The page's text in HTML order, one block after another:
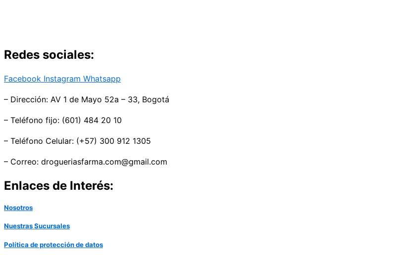
Redes sociales:
Facebook Instagram Whatsapp
– Dirección: AV 1 de Mayo 52a – 33, Bogotá
– Teléfono fijo: (601) 484 20 10
– Teléfono Celular: (+57) 300 912 1305
– Correo: drogueriasfarma.com@gmail.com
Enlaces de Interés:
Nosotros
Nuestras Sucursales
Política de protección de datos